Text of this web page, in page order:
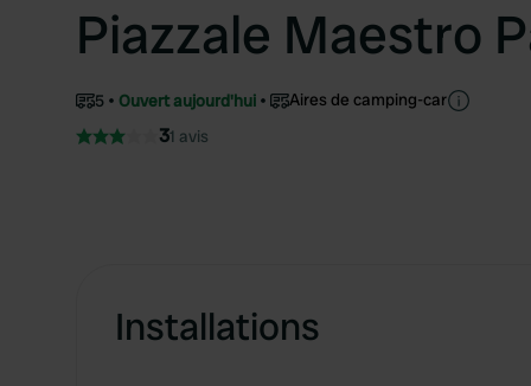
Piazzale Maestro
5 Ouvert aujourd'hui Aires de camping-car
31 avis
Installations